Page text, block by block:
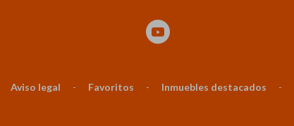
Aviso legal - Favoritos - Inmuebles destacados -